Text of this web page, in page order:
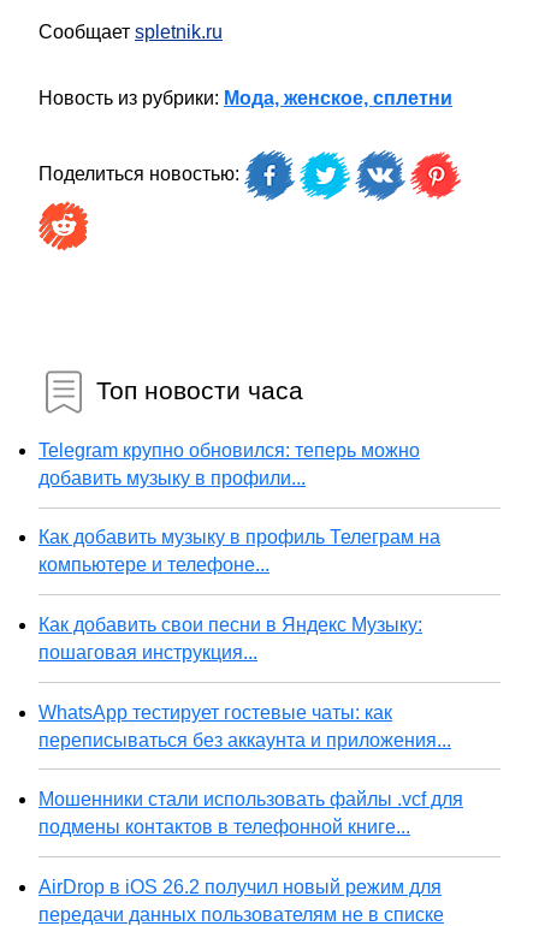
Сообщает spletnik.ru
Новость из рубрики: Мода, женское, сплетни
Поделиться новостью:
Топ новости часа
Telegram крупно обновился: теперь можно
добавить музыку в профили...
Как добавить музыку в профиль Телеграм на
компьютере и телефоне...
Как добавить свои песни в Яндекс Музыку:
пошаговая инструкция...
WhatsApp тестирует гостевые чаты: как
переписываться без аккаунта и приложения...
Мошенники стали использовать файлы .vcf для
подмены контактов в телефонной книге...
AirDrop в iOS 26.2 получил новый режим для
передачи данных пользователям не в списке